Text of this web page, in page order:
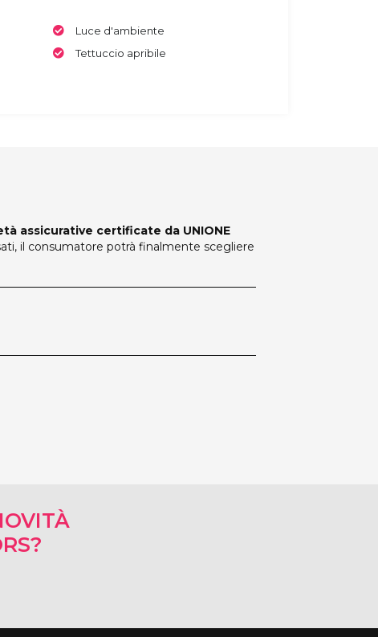
Luce d'ambiente
Tettuccio apribile
assicurative certificate da UNIONE
il consumatore potrà finalmente scegliere